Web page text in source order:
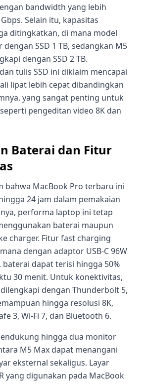
bandwidth yang lebih
Selain itu, kapasitas
ditingkatkan, di mana model
SSD 1 TB, sedangkan M5
dengan SSD 2 TB.
tulis SSD ini diklaim mencapai
lipat lebih cepat dibandingkan
yang sangat penting untuk
pengeditan video 8K dan
Baterai dan Fitur
bahwa MacBook Pro terbaru ini
24 jam dalam pemakaian
performa laptop ini tetap
baterai maupun
charger. Fitur fast charging
dengan adaptor USB-C 96W
dapat terisi hingga 50%
30 menit. Untuk konektivitas,
dengan Thunderbolt 5,
hingga resolusi 8K,
3, Wi-Fi 7, dan Bluetooth 6.
hingga dua monitor
M5 Max dapat menangani
eksternal sekaligus. Layar
yang digunakan pada MacBook